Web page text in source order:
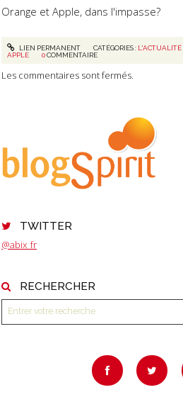
TWITTER
@abix_fr
RECHERCHER
Orange et Apple, dans l'impasse?
LIEN PERMANENT CATÉGORIES :
APPLE
0 COMMENTAIRE
Les commentaires sont fermés.